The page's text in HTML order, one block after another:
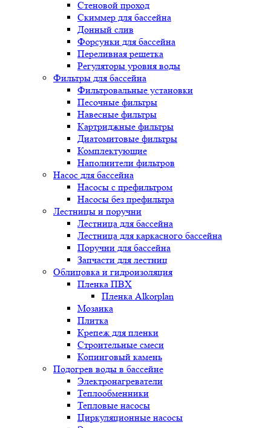
Стеновой проход
Скиммер для бассейна
Донный слив
Форсунки для бассейна
Переливная решетка
Регуляторы уровня воды
Фильтры для бассейна
Фильтровальные установки
Песочные фильтры
Навесные фильтры
Картриджные фильтры
Диатомитовые фильтры
Комплектующие
Наполнители фильтров
Насос для бассейна
Насосы с префильтром
Насосы без префильтра
Лестницы и поручни
Лестница для бассейна
Лестница для каркасного бассейна
Поручни для бассейна
Запчасти для лестниц
Облицовка и гидроизоляция
Пленка ПВХ
Пленка Alkorplan
Мозаика
Плитка
Крепеж для пленки
Строительные смеси
Копинговый камень
Подогрев воды в бассейне
Электронагреватели
Теплообменники
Тепловые насосы
Циркуляционные насосы